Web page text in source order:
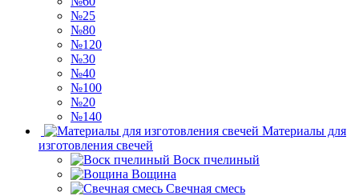
№25
№80
№120
№30
№40
№100
№20
№140
Материалы для
изготовления свечей
Воск пчелиный
Вощина
Свечная смесь